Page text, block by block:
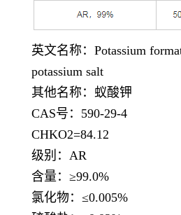
英文名称： Potassium
potassium salt
其他名称：蚁酸钾
CAS号：590-29-4
CHKO2=84.12
级别： AR
含量： ≥99.0%
氯化物： ≤0.005%